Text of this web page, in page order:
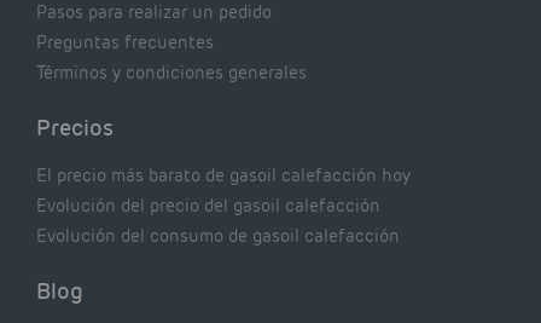
Pasos para realizar un pedido
Preguntas frecuentes
Términos y condiciones generales
Precios
El precio más barato de gasoil calefacción hoy
Evolución del precio del gasoil calefacción
Evolución del consumo de gasoil calefacción
Blog